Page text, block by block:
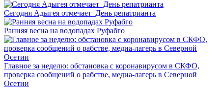
Сегодня Адыгея отмечает День репатрианта
Ранняя весна на водопадах Руфабго
Главное за неделю: обстановка с коронавирусом в СКФО,
проверка сообщений о рабстве, медиа-лагерь в Северной
Осетии